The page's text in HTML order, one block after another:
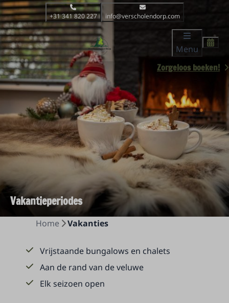
+31 341 820 227 info@verscholendorp.com
Menu
Vakantieperiodes
Zorgeloos boeken!
Home Vakanties
Vrijstaande bungalows en chalets
Aan de rand van de veluwe
Elk seizoen open